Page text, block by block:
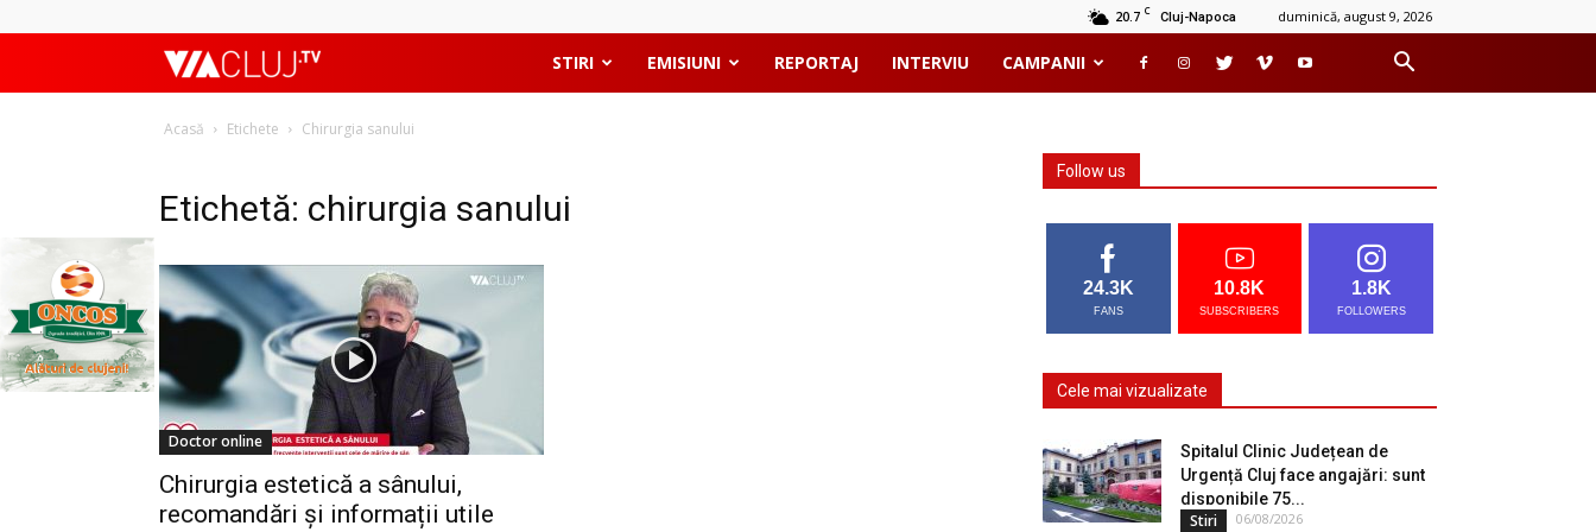
20.7 C Cluj-Napoca duminică, august 9, 2026
ViaClujTV STIRI EMISIUNI REPORTAJ INTERVIU CAMPANII
Acasă Etichete Chirurgia sanului
Etichetă: chirurgia sanului
Doctor online
Chirurgia estetică a sânului,
recomandări și informații utile
Follow us
24.3K
FANS
10.8K
SUBSCRIBERS
1.8K
FOLLOWERS
Cele mai vizualizate
Spitalul Clinic Județean de
Urgență Cluj face angajări: sunt
disponibile 75...
Stiri 06/08/2026